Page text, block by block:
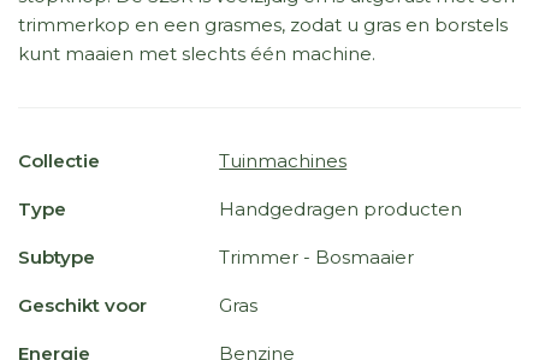
trimmerkop en een grasmes, zodat u gras en borstels
kunt maaien met slechts één machine.
Collectie Tuinmachines
Type Handgedragen producten
Subtype Trimmer - Bosmaaier
Geschikt voor Gras
Energie Benzine